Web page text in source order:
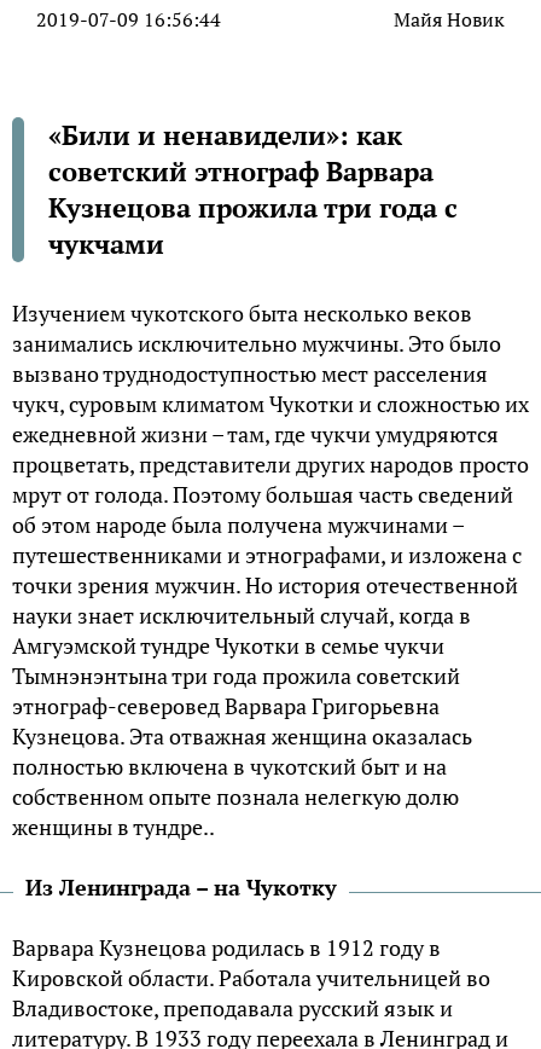
2019-07-09 16:56:44 Майя Новик
«Били и ненавидели»: как
советский этнограф Варвара
Кузнецова прожила три года с
чукчами
Изучением чукотского быта несколько веков
занимались исключительно мужчины. Это было
вызвано труднодоступностью мест расселения
чукч, суровым климатом Чукотки и сложностью их
ежедневной жизни – там, где чукчи умудряются
процветать, представители других народов просто
мрут от голода. Поэтому большая часть сведений
об этом народе была получена мужчинами –
путешественниками и этнографами, и изложена с
точки зрения мужчин. Но история отечественной
науки знает исключительный случай, когда в
Амгуэмской тундре Чукотки в семье чукчи
Тымнэнэнтына три года прожила советский
этнограф-северовед Варвара Григорьевна
Кузнецова. Эта отважная женщина оказалась
полностью включена в чукотский быт и на
собственном опыте познала нелегкую долю
женщины в тундре..
Из Ленинграда – на Чукотку
Варвара Кузнецова родилась в 1912 году в
Кировской области. Работала учительницей во
Владивостоке, преподавала русский язык и
литературу. В 1933 году переехала в Ленинград и